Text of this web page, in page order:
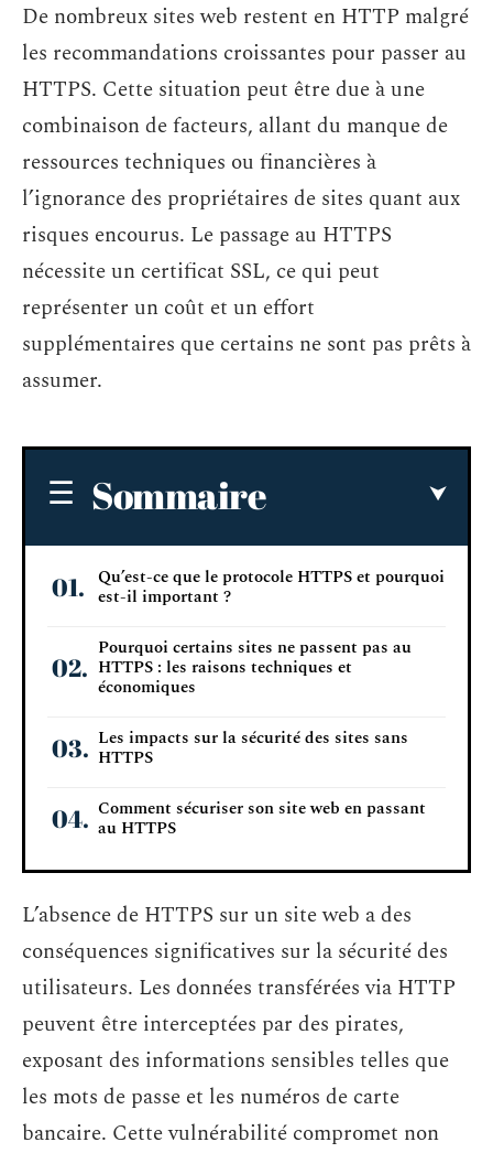
De nombreux sites web restent en HTTP malgré
les recommandations croissantes pour passer au
HTTPS. Cette situation peut être due à une
combinaison de facteurs, allant du manque de
ressources techniques ou financières à
l’ignorance des propriétaires de sites quant aux
risques encourus. Le passage au HTTPS
nécessite un certificat SSL, ce qui peut
représenter un coût et un effort
supplémentaires que certains ne sont pas prêts à
assumer.
Sommaire
Qu’est-ce que le protocole HTTPS et pourquoi
est-il important ?
Pourquoi certains sites ne passent pas au
HTTPS : les raisons techniques et
économiques
Les impacts sur la sécurité des sites sans
HTTPS
Comment sécuriser son site web en passant
au HTTPS
L’absence de HTTPS sur un site web a des
conséquences significatives sur la sécurité des
utilisateurs. Les données transférées via HTTP
peuvent être interceptées par des pirates,
exposant des informations sensibles telles que
les mots de passe et les numéros de carte
bancaire. Cette vulnérabilité compromet non